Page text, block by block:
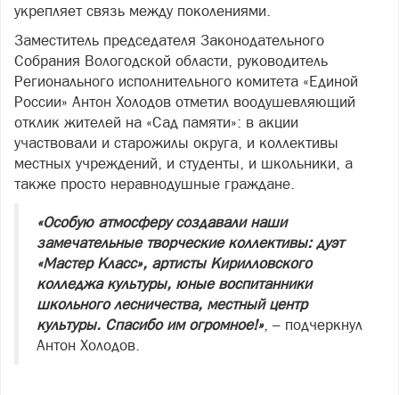
укрепляет связь между поколениями.
Заместитель председателя Законодательного
Собрания Вологодской области, руководитель
Регионального исполнительного комитета «Единой
России» Антон Холодов отметил воодушевляющий
отклик жителей на «Сад памяти»: в акции
участвовали и старожилы округа, и коллективы
местных учреждений, и студенты, и школьники, а
также просто неравнодушные граждане.
«Особую атмосферу создавали наши
замечательные творческие коллективы: дуэт
«Мастер Класс», артисты Кирилловского
колледжа культуры, юные воспитанники
школьного лесничества, местный центр
культуры. Спасибо им огромное!», – подчеркнул
Антон Холодов.